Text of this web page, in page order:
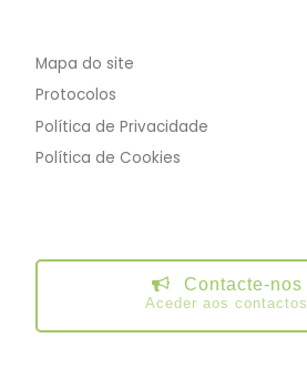
Mapa do site
Protocolos
Política de Privacidade
Política de Cookies
Contacte-nos
Aceder aos contactos